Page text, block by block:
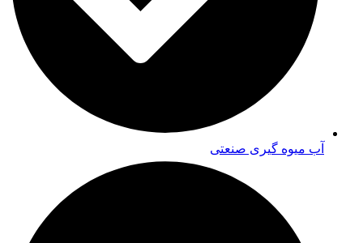
آب میوه گیری صنعتی